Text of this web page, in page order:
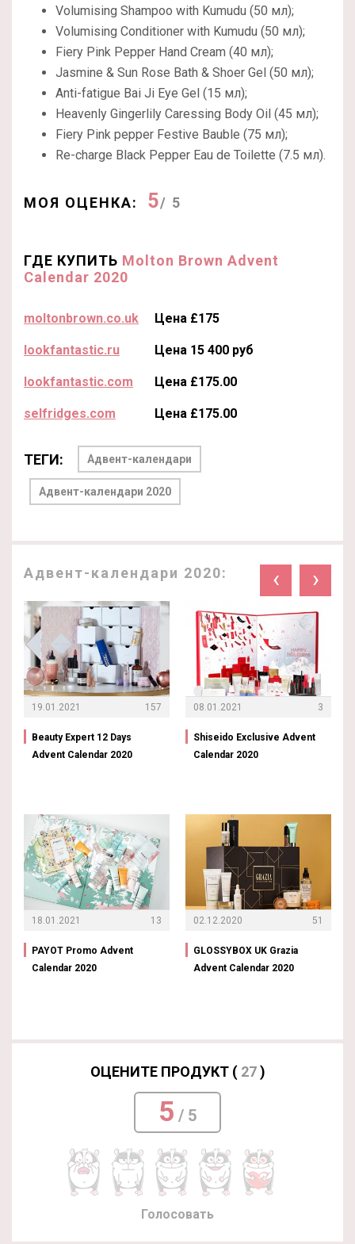
Volumising Shampoo with Kumudu (50 мл);
Volumising Conditioner with Kumudu (50 мл);
Fiery Pink Pepper Hand Cream (40 мл);
Jasmine & Sun Rose Bath & Shoer Gel (50 мл);
Anti-fatigue Bai Ji Eye Gel (15 мл);
Heavenly Gingerlily Caressing Body Oil (45 мл);
Fiery Pink pepper Festive Bauble (75 мл);
Re-charge Black Pepper Eau de Toilette (7.5 мл).
МОЯ ОЦЕНКА: 5/ 5
ГДЕ КУПИТЬ Molton Brown Advent
Calendar 2020
moltonbrown.co.uk Цена £175
lookfantastic.ru Цена 15 400 руб
lookfantastic.com Цена £175.00
selfridges.com Цена £175.00
ТЕГИ: Адвент-календари
Адвент-календари 2020
Адвент-календари 2020: ‹ ›
19.01.2021 157
Beauty Expert 12 Days
Advent Calendar 2020
18.01.2021 13
PAYOT Promo Advent
Calendar 2020
08.01.2021 3
Shiseido Exclusive Advent
Calendar 2020
02.12.2020 51
GLOSSYBOX UK Grazia
Advent Calendar 2020
ОЦЕНИТЕ ПРОДУКТ ( 27)
5 / 5
Голосовать